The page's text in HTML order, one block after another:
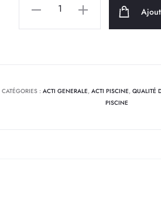
quantité
5L
CATÉGORIES : ACTI GENERALE, ACTI PISCINE, QUALITÉ
PISCINE